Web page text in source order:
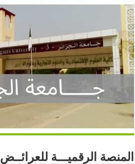
المنصة الرقميـــة للعرائــض